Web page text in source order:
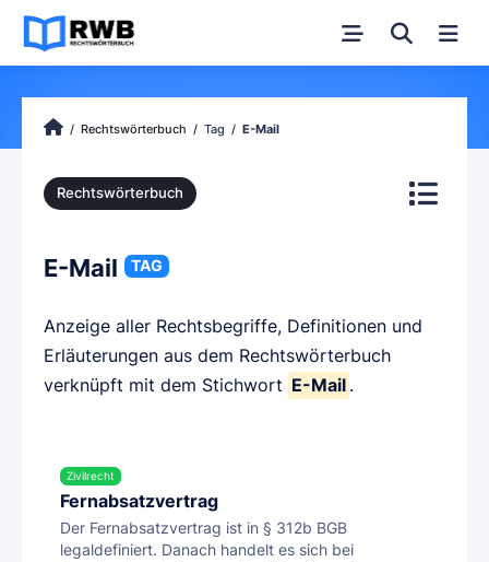
Rechtswörterbuch Tag E-Mail
Rechtswörterbuch
E-Mail TAG
Anzeige aller Rechtsbegriffe, Definitionen und
Erläuterungen aus dem Rechtswörterbuch
verknüpft mit dem Stichwort E-Mail .
Zivilrecht
Fernabsatzvertrag
Der Fernabsatzvertrag ist in § 312b BGB
legaldefiniert. Danach handelt es sich bei